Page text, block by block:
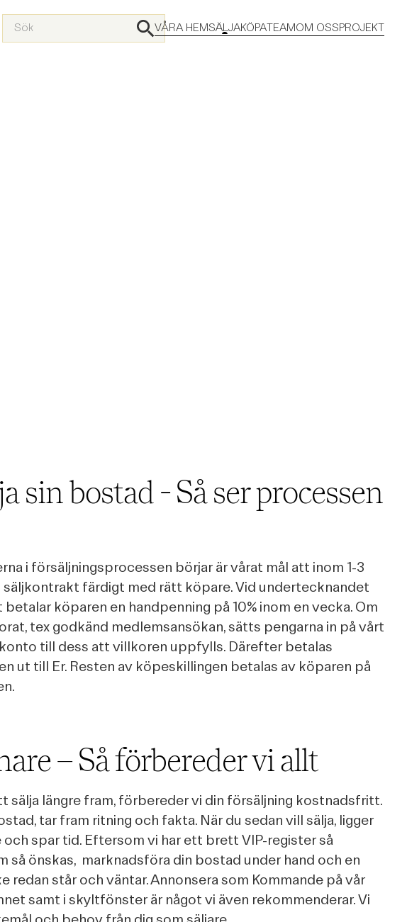
VÅRA HEMSÄLJAKÖPA TEAMOM OSSPROJEKT
sin bostad - Så ser processen
i försäljningsprocessen börjar är vårat mål att inom 1-3
färdigt med rätt köpare. Vid undertecknandet
köparen en handpenning på 10% inom en vecka. Om
tex godkänd medlemsansökan, sätts pengarna in på vårt
till dess att villkoren uppfylls. Därefter betalas
ut till Er. Resten av köpeskillingen betalas av köparen på
– Så förbereder vi allt
sälja längre fram, förbereder vi din försäljning kostnadsfritt.
tar fram ritning och fakta. När du sedan vill sälja, ligger
spar tid. Eftersom vi har ett brett VIP-register så
så önskas, marknadsföra din bostad under hand och en
redan står och väntar. Annonsera som Kommande på vår
samt i skyltfönster är något vi även rekommenderar. Vi